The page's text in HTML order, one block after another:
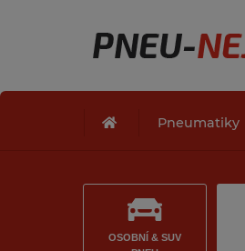
Pneumatiky
OSOBNÍ & SUV